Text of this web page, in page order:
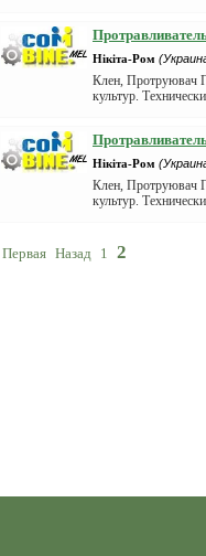
Нікіта-Ром
Клен, Протруювач
культур.
Нікіта-Ром
Клен, Протруювач
культур.
Первая Назад 1 2